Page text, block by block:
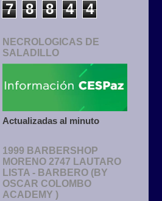
7 8 8 4 4
NECROLOGICAS DE
SALADILLO
Actualizadas al minuto
1999 BARBERSHOP
MORENO 2747 LAUTARO
LISTA - BARBERO (BY
OSCAR COLOMBO
ACADEMY )